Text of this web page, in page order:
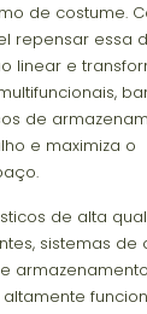
de costume.
repensar essa
linear e
de
e maximiza o
de alta
sistemas de